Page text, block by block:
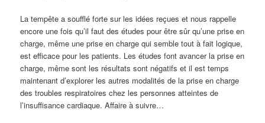
La tempête a soufflé forte sur les idées reçues et nous rappelle
encore une fois qu’il faut des études pour être sûr qu’une prise en
charge, même une prise en charge qui semble tout à fait logique,
est efficace pour les patients. Les études font avancer la prise en
charge, même sont les résultats sont négatifs et il est temps
maintenant d’explorer les autres modalités de la prise en charge
des troubles respiratoires chez les personnes atteintes de
l’insuffisance cardiaque. Affaire à suivre…